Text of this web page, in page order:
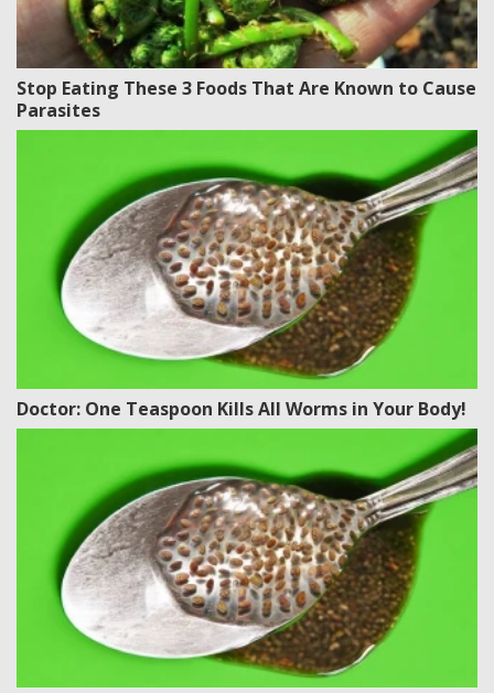
Stop Eating These 3 Foods That Are Known to Cause
Parasites
Doctor: One Teaspoon Kills All Worms in Your Body!